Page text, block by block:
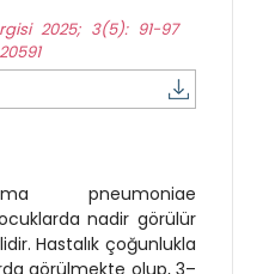
2025; 3(5): 91-97
pneumoniae
nadir görülür
Hastalık çoğunlukla
görülmekte olup, 3–